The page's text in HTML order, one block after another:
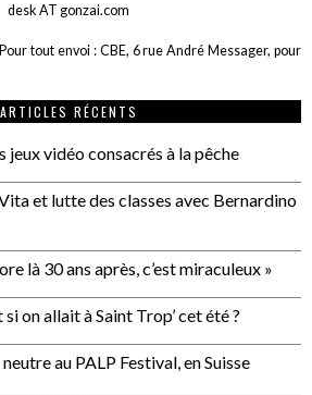
desk AT gonzai.com
tout envoi : CBE, 6 rue André Messager, pour
ARTICLES RÉCENTS
jeux vidéo consacrés à la pêche
et lutte des classes avec Bernardino
là 30 ans après, c’est miraculeux »
on allait à Saint Trop’ cet été ?
au PALP Festival, en Suisse